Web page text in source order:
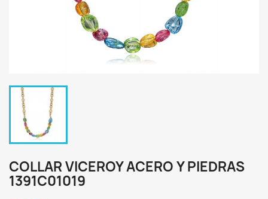
COLLAR VICEROY ACERO Y PIEDRAS
1391C01019